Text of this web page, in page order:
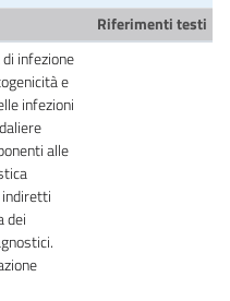
Riferimenti testi
infezione
e
infezioni
alle
dei